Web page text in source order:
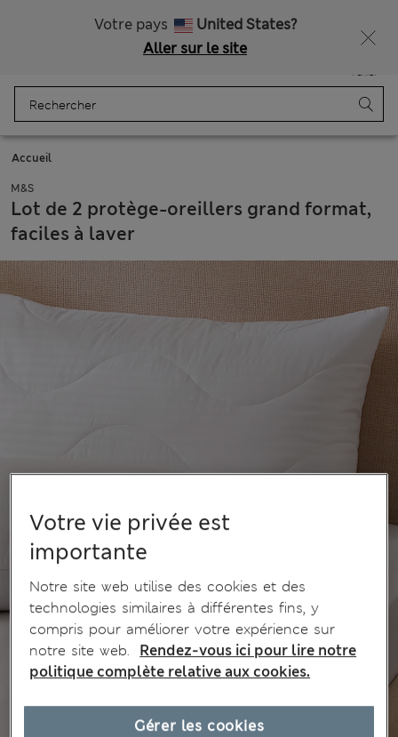
Votre pays
United States?
Aller sur le site
Panier
Accueil
M&S
Lot de 2 protège-oreillers grand format,
faciles à laver
Votre vie privée est
importante
Notre site web utilise des cookies et des
technologies similaires à différentes fins, y
compris pour améliorer votre expérience sur
notre site web.
Rendez-vous ici pour lire notre
politique complète relative aux cookies.
Gérer les cookies